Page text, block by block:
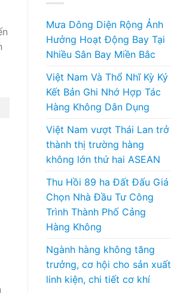
Mưa Dông Diện Rộng Ảnh
Hưởng Hoạt Động Bay Tại
Nhiều Sân Bay Miền Bắc
Việt Nam Và Thổ Nhĩ Kỳ Ký
Kết Bản Ghi Nhớ Hợp Tác
Hàng Không Dân Dụng
Việt Nam vượt Thái Lan trở
thành thị trường hàng
không lớn thứ hai ASEAN
Thu Hồi 89 ha Đất Đấu Giá
Chọn Nhà Đầu Tư Công
Trình Thành Phố Cảng
Hàng Không
Ngành hàng không tăng
trưởng, cơ hội cho sản xuất
linh kiện, chi tiết cơ khí